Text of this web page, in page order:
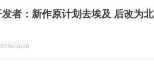
者：新作原计划去埃及 后改为北
03-25